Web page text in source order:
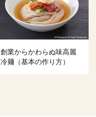
創業からかわらぬ味高麗
冷麺（基本の作り方）